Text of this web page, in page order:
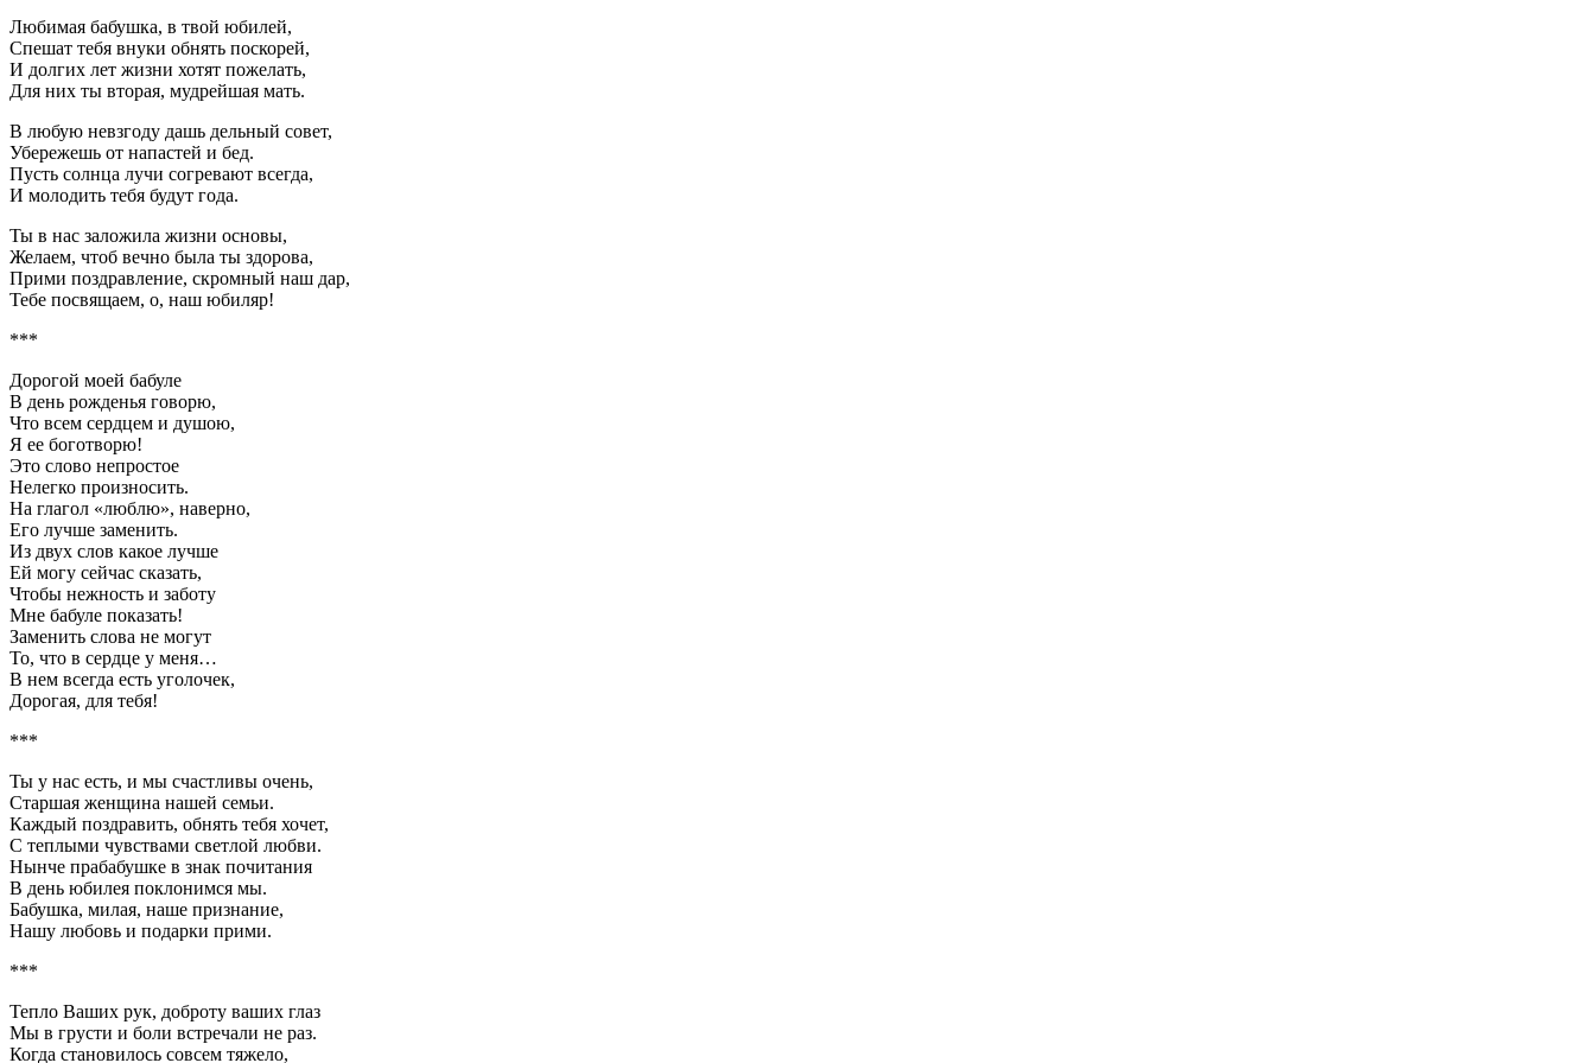
Любимая бабушка, в твой юбилей,
Спешат тебя внуки обнять поскорей,
И долгих лет жизни хотят пожелать,
Для них ты вторая, мудрейшая мать.
В любую невзгоду дашь дельный совет,
Убережешь от напастей и бед.
Пусть солнца лучи согревают всегда,
И молодить тебя будут года.
Ты в нас заложила жизни основы,
Желаем, чтоб вечно была ты здорова,
Прими поздравление, скромный наш дар,
Тебе посвящаем, о, наш юбиляр!
***
Дорогой моей бабуле
В день рожденья говорю,
Что всем сердцем и душою,
Я ее боготворю!
Это слово непростое
Нелегко произносить.
На глагол «люблю», наверно,
Его лучше заменить.
Из двух слов какое лучше
Ей могу сейчас сказать,
Чтобы нежность и заботу
Мне бабуле показать!
Заменить слова не могут
То, что в сердце у меня…
В нем всегда есть уголочек,
Дорогая, для тебя!
***
Ты у нас есть, и мы счастливы очень,
Старшая женщина нашей семьи.
Каждый поздравить, обнять тебя хочет,
С теплыми чувствами светлой любви.
Нынче прабабушке в знак почитания
В день юбилея поклонимся мы.
Бабушка, милая, наше признание,
Нашу любовь и подарки прими.
***
Тепло Ваших рук, доброту ваших глаз
Мы в грусти и боли встречали не раз.
Когда становилось совсем тяжело,